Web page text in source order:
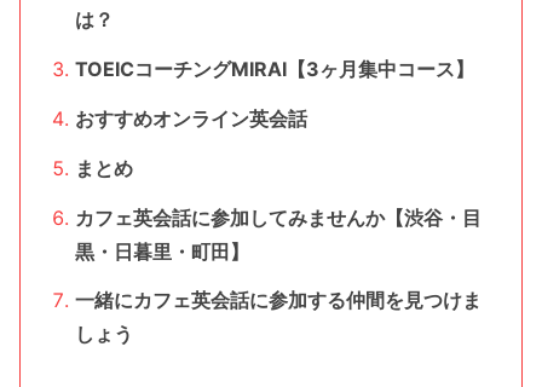
は？
TOEICコーチングMIRAI【3ヶ月集中コース】
おすすめオンライン英会話
まとめ
カフェ英会話に参加してみませんか【渋谷・目
黒・日暮里・町田】
一緒にカフェ英会話に参加する仲間を見つけま
しょう